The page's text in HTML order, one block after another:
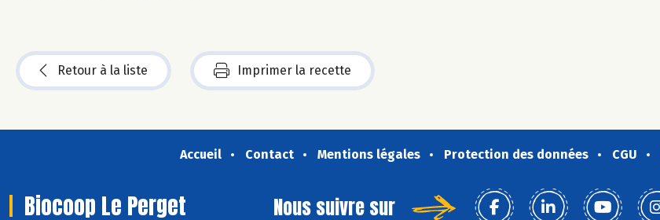
Retour à la liste Imprimer la recette
Accueil Contact Mentions légales Protection des données CGU
Biocoop Le Perget Nous suivre sur